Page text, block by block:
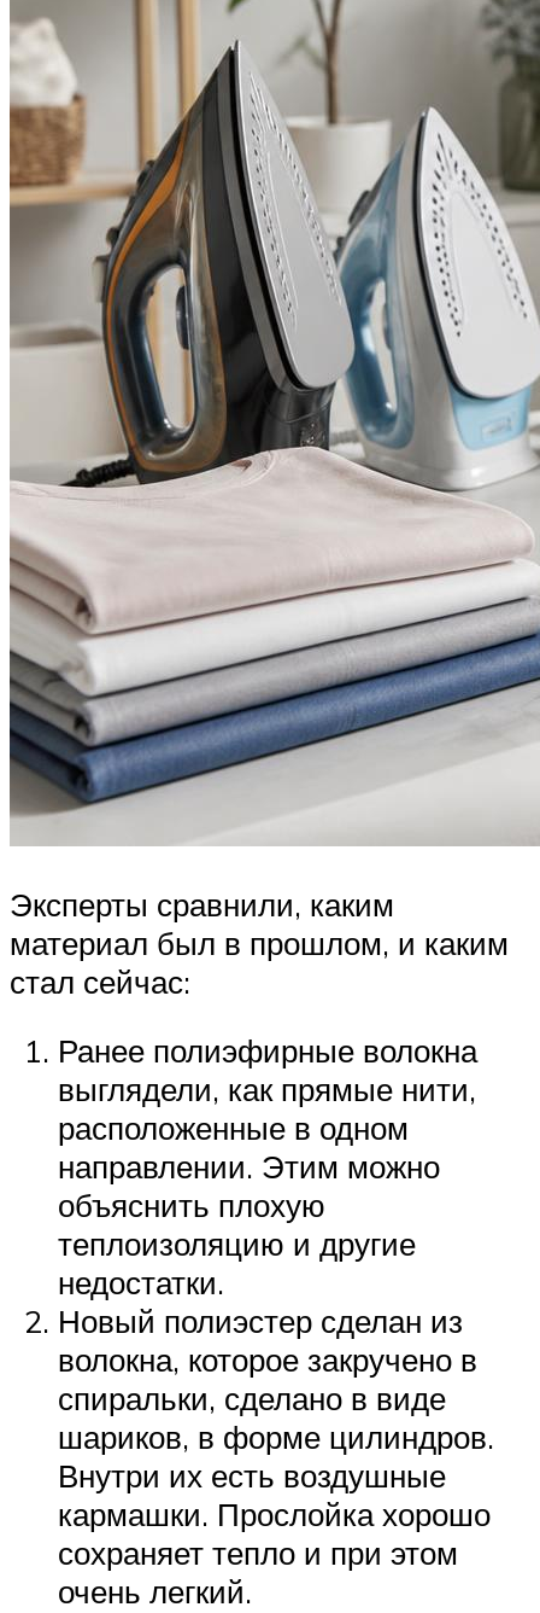
Эксперты сравнили, каким
материал был в прошлом, и каким
стал сейчас:
Ранее полиэфирные волокна
выглядели, как прямые нити,
расположенные в одном
направлении. Этим можно
объяснить плохую
теплоизоляцию и другие
недостатки.
Новый полиэстер сделан из
волокна, которое закручено в
спиральки, сделано в виде
шариков, в форме цилиндров.
Внутри их есть воздушные
кармашки. Прослойка хорошо
сохраняет тепло и при этом
очень легкий.